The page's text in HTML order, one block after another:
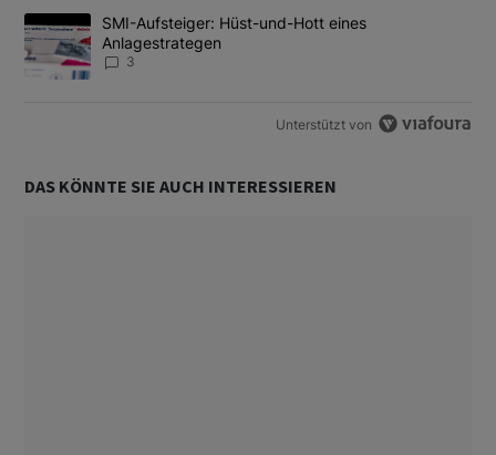
Ein Trendartikel mit dem Titel "SMI-Aufsteiger: Hüst-und-Hott
SMI-Aufsteiger: Hüst-und-Hott eines
Anlagestrategen
3
Unterstützt von
DAS KÖNNTE SIE AUCH INTERESSIEREN